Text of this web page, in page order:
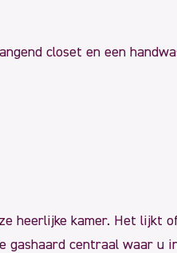
closet en een
heerlijke kamer. Het lijkt
centraal waar u